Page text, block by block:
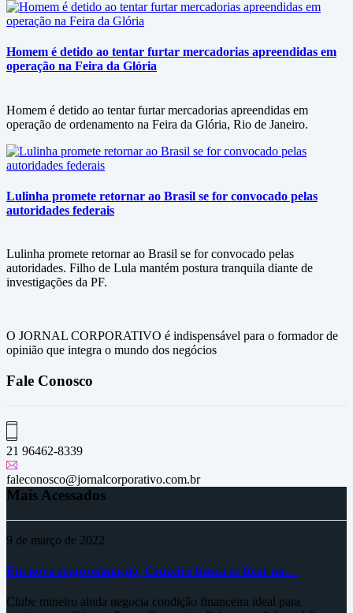
Homem é detido ao tentar furtar mercadorias apreendidas em
operação na Feira da Glória
Homem é detido ao tentar furtar mercadorias apreendidas em
operação de ordenamento na Feira da Glória, Rio de Janeiro.
Lulinha promete retornar ao Brasil se for convocado pelas
autoridades federais
Lulinha promete retornar ao Brasil se for convocado pelas
autoridades. Filho de Lula mantém postura tranquila diante de
investigações da PF.
O JORNAL CORPORATIVO é indispensável para o formador de
opinião que integra o mundo dos negócios
Fale Conosco
21 96462-8339
faleconosco@jornalcorporativo.com.br
Mais Acessados
9 de março de 2022
Em nova reaproximação, Cruzeiro busca se fixar no…
Clube mineiro ainda negocia condição financeira ideal para